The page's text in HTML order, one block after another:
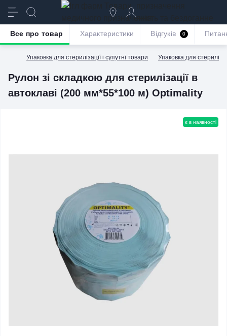
якість та бездоганне
обслуговування
Упаковка для стерилізації і супутні товари Упаковка для
Рулон зі складкою для стерилізації в
автоклаві (200 мм*55*100 м) Optimality
Все про товар Характеристики Відгуків 0
є в наявності